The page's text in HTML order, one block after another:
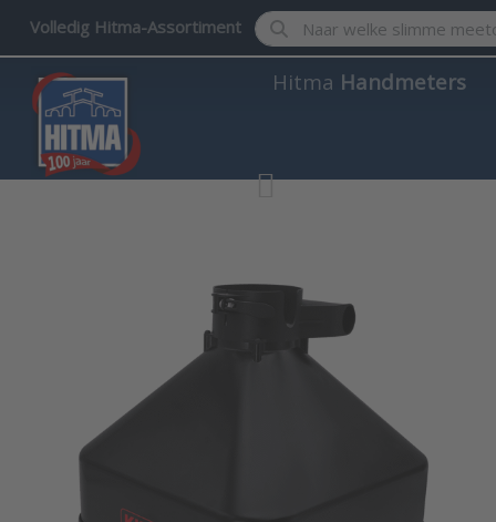
Volledig Hitma-Assortiment Enter a search term.
Hitma Handmeters